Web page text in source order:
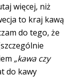
więcej, niż
to kraj kawą
do tego, że
„kawa czy
do kawy